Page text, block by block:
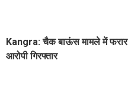
Kangra: चैक बाऊंस मामले में फरार
आरोपी गिरफ्तार